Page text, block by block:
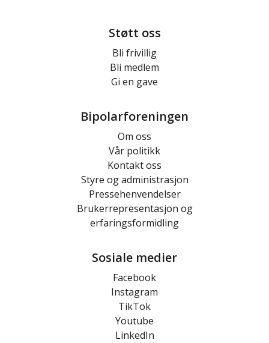
Støtt oss
Bli frivillig
Bli medlem
Gi en gave
Bipolarforeningen
Om oss
Vår politikk
Kontakt oss
Styre og administrasjon
Pressehenvendelser
Brukerrepresentasjon og
erfaringsformidling
Sosiale medier
Facebook
Instagram
TikTok
Youtube
LinkedIn